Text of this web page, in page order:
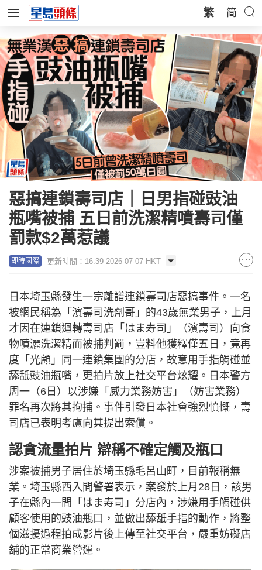
繁 简
惡搞連鎖壽司店｜日男指碰豉油
瓶嘴被捕 五日前洗潔精噴壽司僅
罰款$2萬惹議
即時國際 更新時間：16:39 2026-07-07 HKT
日本埼玉縣發生一宗離譜連鎖壽司店惡搞事件。一名
被網民稱為「濱壽司洗劑哥」的43歲無業男子，上月
才因在連鎖迴轉壽司店「はま寿司」（濱壽司）向食
物噴灑洗潔精而被捕判罰，豈料他獲釋僅五日，竟再
度「光顧」同一連鎖集團的分店，故意用手指觸碰並
舔舐豉油瓶嘴，更拍片放上社交平台炫耀。日本警方
周一（6日）以涉嫌「威力業務妨害」（妨害業務）
罪名再次將其拘捕。事件引發日本社會強烈憤慨，壽
司店已表明考慮向其提出索償。
認貪流量拍片 辯稱不確定觸及瓶口
涉案被捕男子居住於埼玉縣毛呂山町，目前報稱無
業。埼玉縣西入間警署表示，案發於上月28日，該男
子在縣內一間「はま寿司」分店內，涉嫌用手觸碰供
顧客使用的豉油瓶口，並做出舔舐手指的動作，將整
個滋擾過程拍成影片後上傳至社交平台，嚴重妨礙店
舖的正常商業營運。